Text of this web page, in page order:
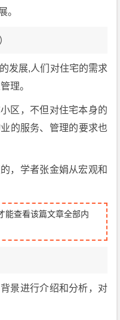
。
发展,人们对住宅的需求
理。
区，不但对住宅本身的
的服务、管理的要求也
，学者张金娟从宏观和
能查看该篇文章全部内
景进行介绍和分析，对